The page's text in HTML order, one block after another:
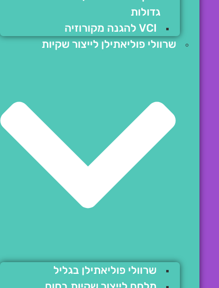
גדולות
VCI להגנה מקורוזיה
שרוולי פוליאתילן לייצור שקיות
שרוולי פוליאתילן בגליל